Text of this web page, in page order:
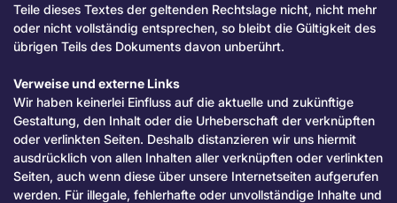
Teile dieses Textes der geltenden Rechtslage nicht, nicht mehr
oder nicht vollständig entsprechen, so bleibt die Gültigkeit des
übrigen Teils des Dokuments davon unberührt.
Verweise und externe Links
Wir haben keinerlei Einfluss auf die aktuelle und zukünftige
Gestaltung, den Inhalt oder die Urheberschaft der verknüpften
oder verlinkten Seiten. Deshalb distanzieren wir uns hiermit
ausdrücklich von allen Inhalten aller verknüpften oder verlinkten
Seiten, auch wenn diese über unsere Internetseiten aufgerufen
werden. Für illegale, fehlerhafte oder unvollständige Inhalte und